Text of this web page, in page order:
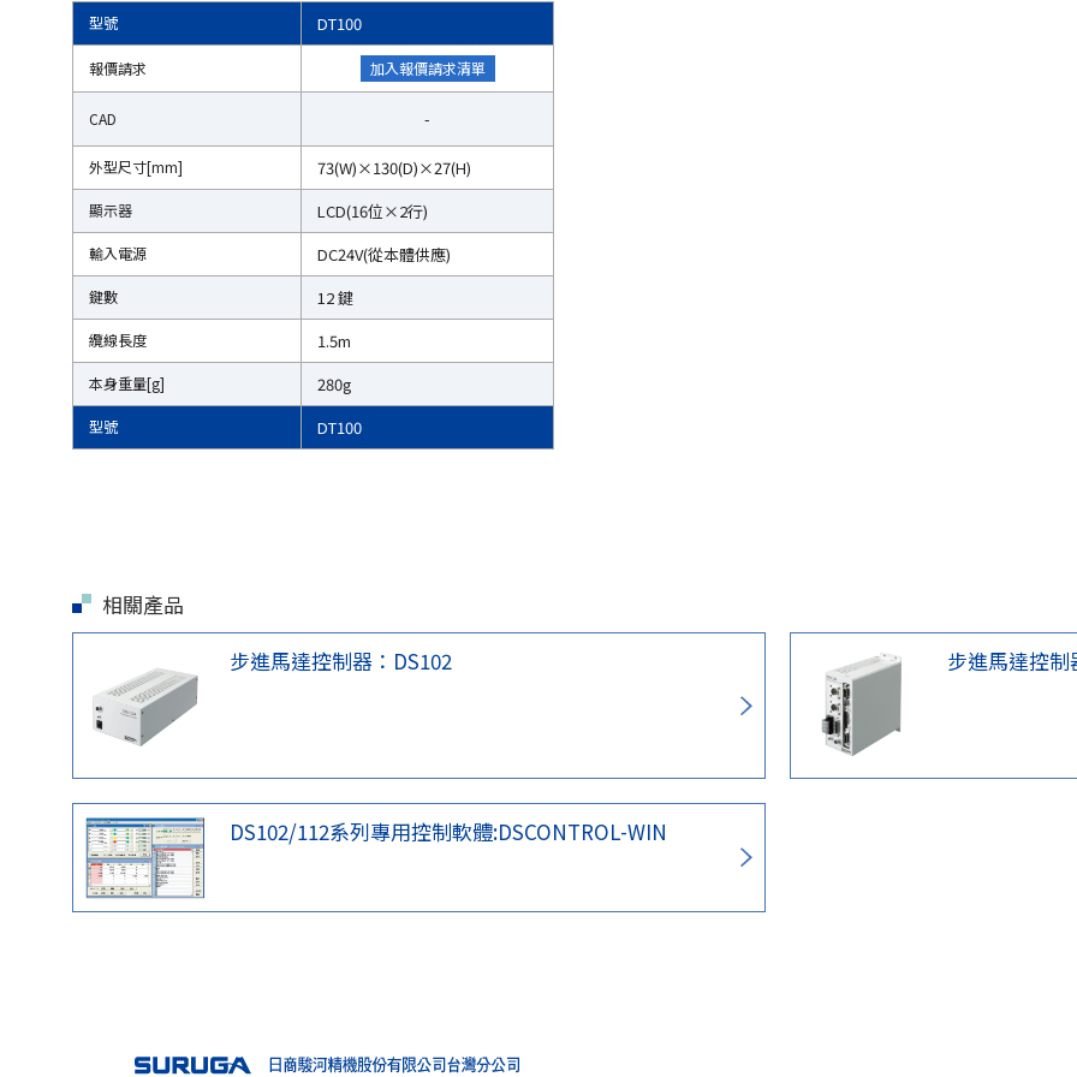
型號 DT100
報價請求 加入報價請求清單
CAD -
外型尺寸[mm] 73(W)×130(D)×27(H)
顯示器 LCD(16位×2行)
輸入電源 DC24V(從本體供應)
鍵數 12 鍵
纜線長度 1.5m
本身重量[g] 280g
型號 DT100
型號
報價請求
CAD
外型尺寸[mm]
顯示器
輸入電源
鍵數
纜線長度
本身重量[g]
型號
相關產品
步進馬達控制器：DS102
步進馬達控制
DS102/112系列專用控制軟體:DSCONTROL-WIN